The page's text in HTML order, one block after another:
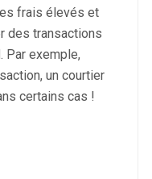
frais élevés et
des transactions
Par exemple,
un courtier
certains cas !